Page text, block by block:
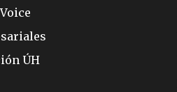
ÚH